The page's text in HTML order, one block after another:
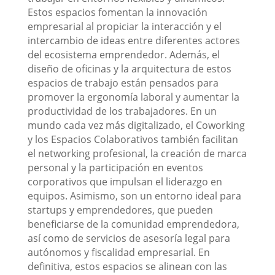
Estos espacios fomentan la innovación
empresarial al propiciar la interacción y el
intercambio de ideas entre diferentes actores
del ecosistema emprendedor. Además, el
diseño de oficinas y la arquitectura de estos
espacios de trabajo están pensados para
promover la ergonomía laboral y aumentar la
productividad de los trabajadores. En un
mundo cada vez más digitalizado, el Coworking
y los Espacios Colaborativos también facilitan
el networking profesional, la creación de marca
personal y la participación en eventos
corporativos que impulsan el liderazgo en
equipos. Asimismo, son un entorno ideal para
startups y emprendedores, que pueden
beneficiarse de la comunidad emprendedora,
así como de servicios de asesoría legal para
autónomos y fiscalidad empresarial. En
definitiva, estos espacios se alinean con las